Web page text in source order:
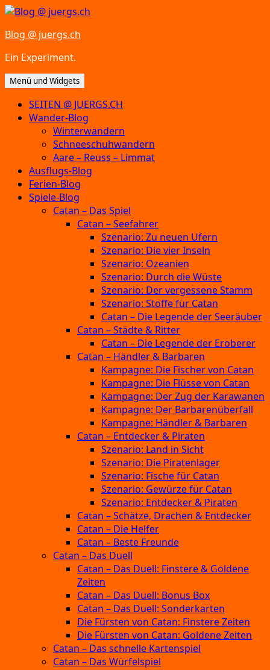
Zum
springen
Blog @ juergs.ch
Ein Experiment.
Menü und Widgets
SEITEN @ JUERGS.CH
Wander-Blog
Winterwandern
Schneeschuhwandern
Aare – Reuss – Limmat
Ausflugs-Blog
Ferien-Blog
Spiele-Blog
Catan – Das Spiel
Catan – Seefahrer
Szenario: Zu neuen Ufern
Szenario: Die vier Inseln
Szenario: Ozeanien
Szenario: Durch die Wüste
Szenario: Der vergessene Stamm
Szenario: Stoffe für Catan
Catan – Die Legende der Seeräuber
Catan – Städte & Ritter
Catan – Die Legende der Eroberer
Catan – Händler & Barbaren
Kampagne: Die Fischer von Catan
Kampagne: Die Flüsse von Catan
Kampagne: Der Zug der Karawanen
Kampagne: Der Barbarenüberfall
Kampagne: Händler & Barbaren
Catan – Entdecker & Piraten
Szenario: Land in Sicht
Szenario: Die Piratenlager
Szenario: Fische für Catan
Szenario: Gewürze für Catan
Szenario: Entdecker & Piraten
Catan – Schätze, Drachen & Entdecker
Catan – Die Helfer
Catan – Beste Freunde
Catan – Das Duell
Catan – Das Duell: Finstere & Goldene
Zeiten
Catan – Das Duell: Bonus Box
Catan – Das Duell: Sonderkarten
Die Fürsten von Catan: Finstere Zeiten
Die Fürsten von Catan: Goldene Zeiten
Catan – Das schnelle Kartenspiel
Catan – Das Würfelspiel